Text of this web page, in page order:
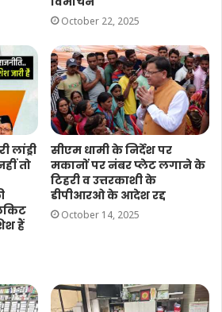
October 22, 2025
लांड्री
तो
हैं
सीएम धामी के निर्देश पर
मकानों पर नंबर प्लेट लगाने के
टिहरी व उत्तरकाशी के
डीपीआरओ के आदेश रद्द
October 14, 2025